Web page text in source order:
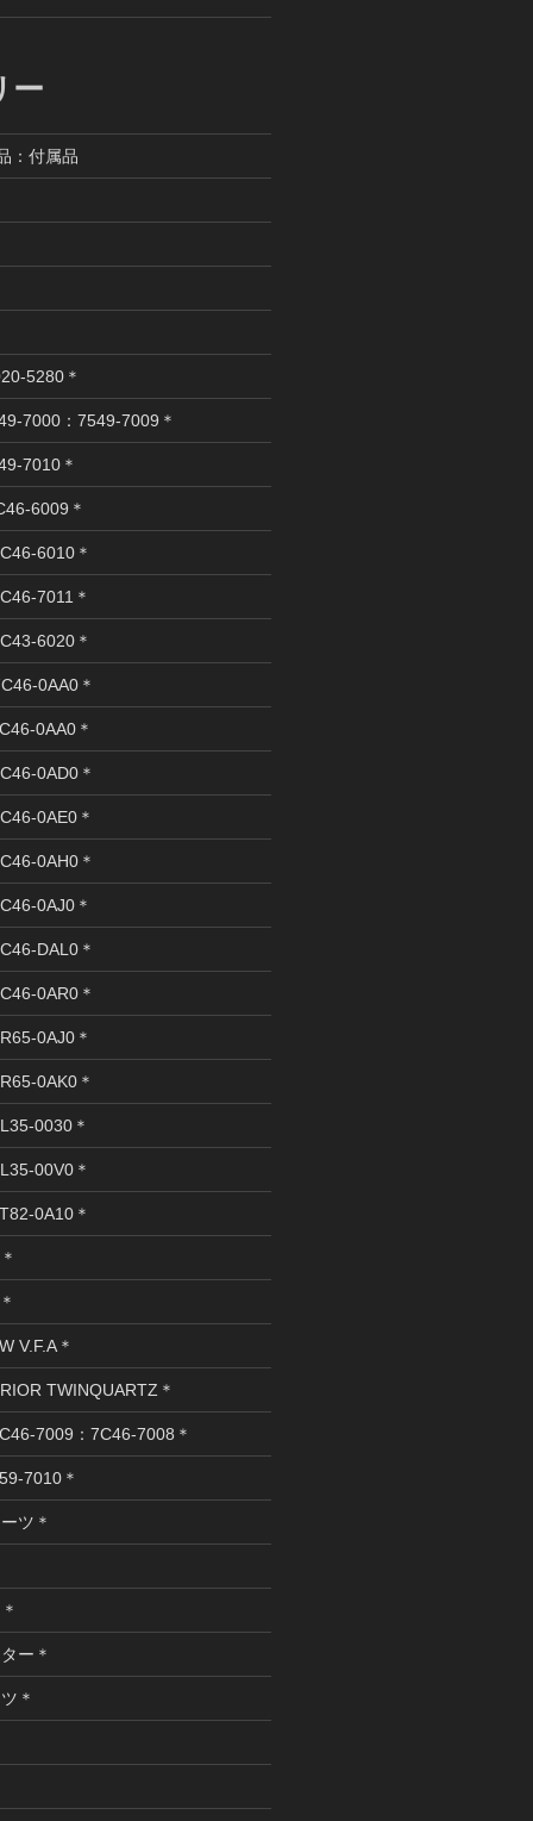
ー
：付属品
5280＊
7000：7549-7009＊
7010＊
6009＊
6010＊
7011＊
6020＊
0AA0＊
0AA0＊
0AD0＊
0AE0＊
0AH0＊
0AJ0＊
DAL0＊
0AR0＊
0AJ0＊
0AK0＊
0030＊
00V0＊
0A10＊
V.F.A＊
TWINQUARTZ＊
7009：7C46-7008＊
7010＊
ツ＊
ー＊
＊